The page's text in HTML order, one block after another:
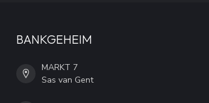
BANKGEHEIM
MARKT 7
Sas van Gent